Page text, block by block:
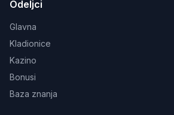
Odeljci
Glavna
Kladionice
Kazino
Bonusi
Baza znanja